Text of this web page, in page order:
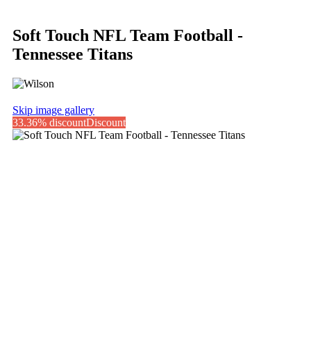
Soft Touch NFL Team Football -
Tennessee Titans
Skip image gallery
33.36% discountDiscount